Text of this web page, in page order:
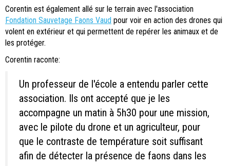
Corentin est également allé sur le terrain avec l'association
Fondation Sauvetage Faons Vaud pour voir en action des drones qui
volent en extérieur et qui permettent de repérer les animaux et de
les protéger.
Corentin raconte:
Un professeur de l'école a entendu parler cette
association. Ils ont accepté que je les
accompagne un matin à 5h30 pour une mission,
avec le pilote du drone et un agriculteur, pour
que le contraste de température soit suffisant
afin de détecter la présence de faons dans les